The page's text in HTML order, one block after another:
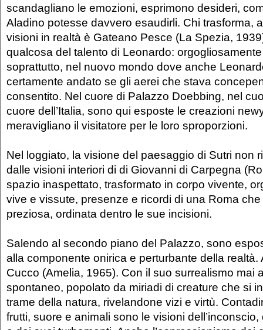
scandagliano le emozioni, esprimono desideri,
Aladino potesse davvero esaudirli. Chi trasforma,
visioni in realtà è Gateano Pesce (La Spezia,
qualcosa del talento di Leonardo:
soprattutto, nel nuovo mondo dove anche
certamente andato se gli aerei che stava
consentito. Nel cuore di Palazzo Doebbing, nel
cuore dell’Italia, sono qui esposte le creazioni
meravigliano il visitatore per le loro sproporzioni.
Nel loggiato, la visione del paesaggio di Sutri non
dalle visioni interiori di di Giovanni di Carpegna
spazio inaspettato, trasformato in corpo vivente,
vive e vissute, presenze e ricordi di una Roma
preziosa, ordinata dentro le sue incisioni.
Salendo al secondo piano del Palazzo, sono
alla componente onirica e perturbante della realtà.
Cucco (Amelia, 1965). Con il suo surrealismo mai
spontaneo, popolato da miriadi di creature che si
trame della natura, rivelandone vizi e virtù.
frutti, suore e animali sono le visioni